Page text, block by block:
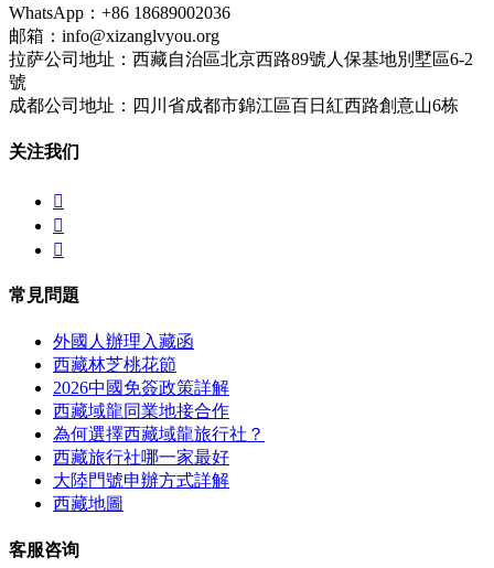
WhatsApp：+86 18689002036
邮箱：info@xizanglvyou.org
拉萨公司地址：西藏自治區北京西路89號人保基地別墅區6-2
號
成都公司地址：四川省成都市錦江區百日紅西路創意山6栋
关注我们



常見問題
外國人辦理入藏函
西藏林芝桃花節
2026中國免簽政策詳解
西藏域龍同業地接合作
為何選擇西藏域龍旅行社？
西藏旅行社哪一家最好
大陸門號申辦方式詳解
西藏地圖
客服咨询